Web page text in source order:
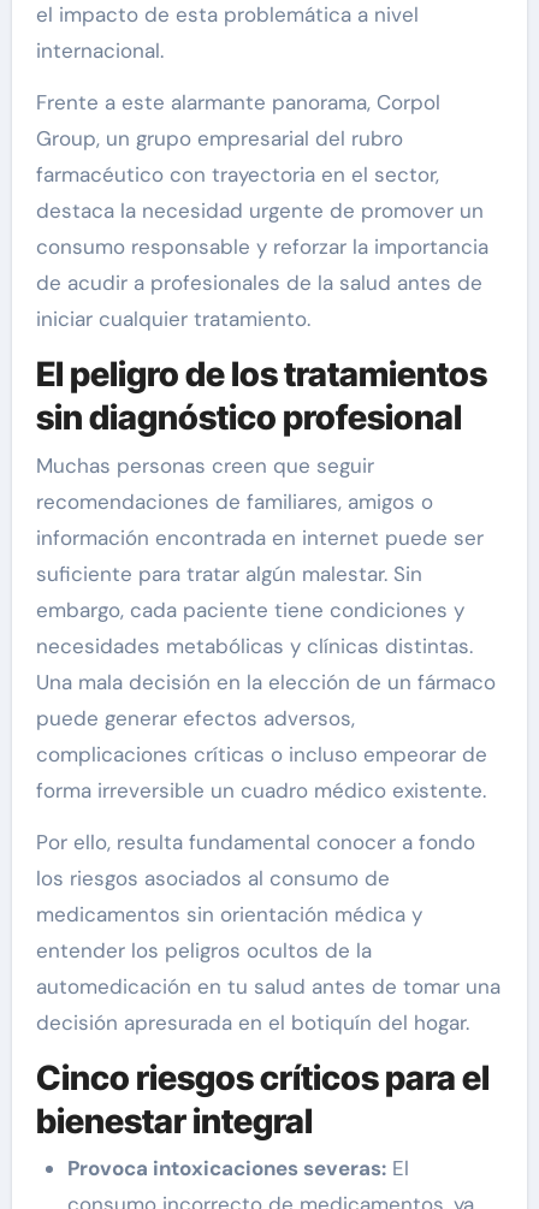
el impacto de esta problemática a nivel
internacional.
Frente a este alarmante panorama, Corpol
Group, un grupo empresarial del rubro
farmacéutico con trayectoria en el sector,
destaca la necesidad urgente de promover un
consumo responsable y reforzar la importancia
de acudir a profesionales de la salud antes de
iniciar cualquier tratamiento.
El peligro de los tratamientos
sin diagnóstico profesional
Muchas personas creen que seguir
recomendaciones de familiares, amigos o
información encontrada en internet puede ser
suficiente para tratar algún malestar. Sin
embargo, cada paciente tiene condiciones y
necesidades metabólicas y clínicas distintas.
Una mala decisión en la elección de un fármaco
puede generar efectos adversos,
complicaciones críticas o incluso empeorar de
forma irreversible un cuadro médico existente.
Por ello, resulta fundamental conocer a fondo
los riesgos asociados al consumo de
medicamentos sin orientación médica y
entender los peligros ocultos de la
automedicación en tu salud antes de tomar una
decisión apresurada en el botiquín del hogar.
Cinco riesgos críticos para el
bienestar integral
Provoca intoxicaciones severas:El